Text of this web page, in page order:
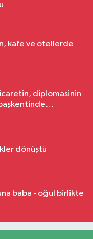
kafe ve otellerde
diplomasinin
dönüştü
baba - oğul birlikte